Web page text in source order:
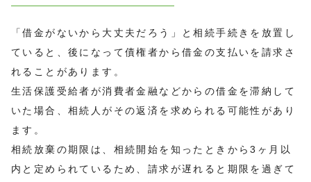
「借金がないから大丈夫だろう」と相続手続きを放置し
ていると、後になって債権者から借金の支払いを請求さ
れることがあります。
生活保護受給者が消費者金融などからの借金を滞納して
いた場合、相続人がその返済を求められる可能性があり
ます。
相続放棄の期限は、相続開始を知ったときから3ヶ月以
内と定められているため、請求が遅れると期限を過ぎて